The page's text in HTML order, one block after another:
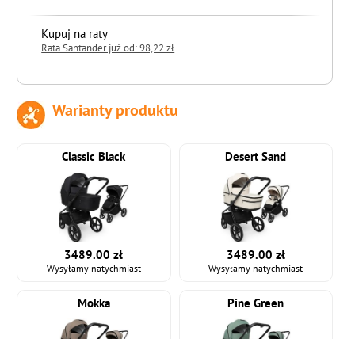
Kupuj na raty
Rata Santander już od: 98,22 zł
do koszyka
Warianty produktu
Classic Black
3489.00 zł
Wysyłamy natychmiast
Desert Sand
3489.00 zł
Wysyłamy natychmiast
Mokka Pine Green